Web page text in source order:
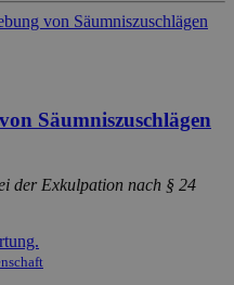
Säumniszuschlägen
der Exkulpation nach § 24